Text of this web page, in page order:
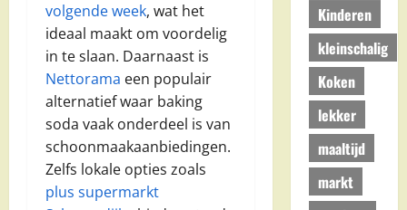
volgende week, wat het
ideaal maakt om voordelig
in te slaan. Daarnaast is
Nettorama een populair
alternatief waar baking
soda vaak onderdeel is van
schoonmaakaanbiedingen.
Zelfs lokale opties zoals
plus supermarkt
Kinderen
kleinschalig
Koken
lekker
maaltijd
markt